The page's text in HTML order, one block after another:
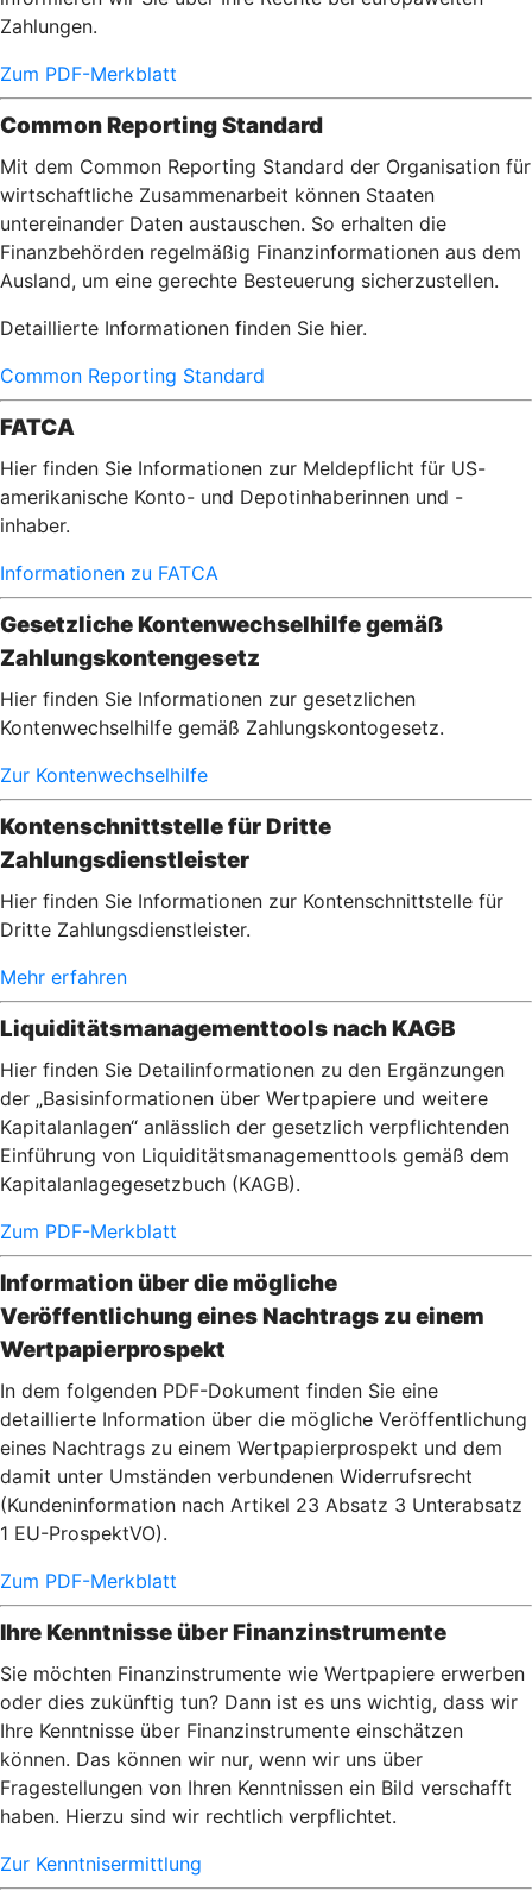
Zahlungen.
Zum PDF-Merkblatt
Common Reporting Standard
Mit dem Common Reporting Standard der Organisation für
wirtschaftliche Zusammenarbeit können Staaten
untereinander Daten austauschen. So erhalten die
Finanzbehörden regelmäßig Finanzinformationen aus dem
Ausland, um eine gerechte Besteuerung sicherzustellen.
Detaillierte Informationen finden Sie hier.
Common Reporting Standard
FATCA
Hier finden Sie Informationen zur Meldepflicht für US-
amerikanische Konto- und Depotinhaberinnen und -
inhaber.
Informationen zu FATCA
Gesetzliche Kontenwechselhilfe gemäß
Zahlungskontengesetz
Hier finden Sie Informationen zur gesetzlichen
Kontenwechselhilfe gemäß Zahlungskontogesetz.
Zur Kontenwechselhilfe
Kontenschnittstelle für Dritte
Zahlungsdienstleister
Hier finden Sie Informationen zur Kontenschnittstelle für
Dritte Zahlungsdienstleister.
Mehr erfahren
Liquiditätsmanagementtools nach KAGB
Hier finden Sie Detailinformationen zu den Ergänzungen
der „Basisinformationen über Wertpapiere und weitere
Kapitalanlagen“ anlässlich der gesetzlich verpflichtenden
Einführung von Liquiditätsmanagementtools gemäß dem
Kapitalanlagegesetzbuch (KAGB).
Zum PDF-Merkblatt
Information über die mögliche
Veröffentlichung eines Nachtrags zu einem
Wertpapierprospekt
In dem folgenden PDF-Dokument finden Sie eine
detaillierte Information über die mögliche Veröffentlichung
eines Nachtrags zu einem Wertpapierprospekt und dem
damit unter Umständen verbundenen Widerrufsrecht
(Kundeninformation nach Artikel 23 Absatz 3 Unterabsatz
1 EU-ProspektVO).
Zum PDF-Merkblatt
Ihre Kenntnisse über Finanzinstrumente
Sie möchten Finanzinstrumente wie Wertpapiere erwerben
oder dies zukünftig tun? Dann ist es uns wichtig, dass wir
Ihre Kenntnisse über Finanzinstrumente einschätzen
können. Das können wir nur, wenn wir uns über
Fragestellungen von Ihren Kenntnissen ein Bild verschafft
haben. Hierzu sind wir rechtlich verpflichtet.
Zur Kenntnisermittlung